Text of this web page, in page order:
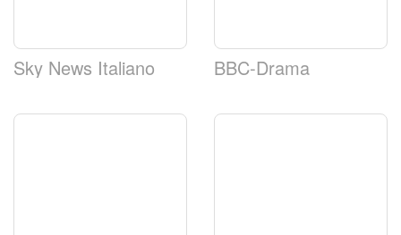
Sky News Italiano BBC-Drama